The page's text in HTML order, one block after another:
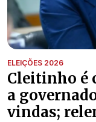
ELEIÇÕES 2026
Cleitinho é
a
vindas;